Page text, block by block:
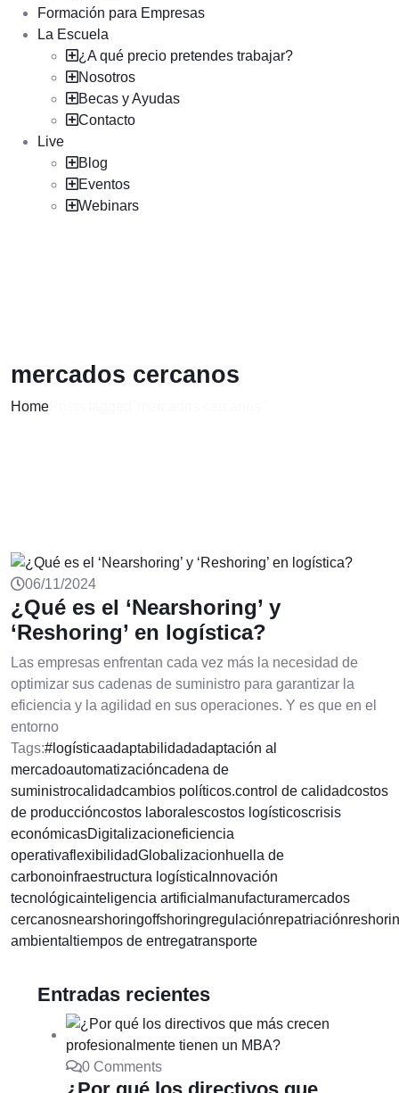
Formación para Empresas
La Escuela
¿A qué precio pretendes trabajar?
Nosotros
Becas y Ayudas
Contacto
Live
Blog
Eventos
Webinars
mercados cercanos
Home
06/11/2024
¿Qué es el ‘Nearshoring’ y
‘Reshoring’ en logística?
Las empresas enfrentan cada vez más la necesidad de
optimizar sus cadenas de suministro para garantizar la
eficiencia y la agilidad en sus operaciones. Y es que en el
entorno
Tags:#logísticaadaptabilidadadaptación al
mercadoautomatizacióncadena de
suministrocalidadcambios políticos.control de calidadcostos
de produccióncostos laboralescostos logísticoscrisis
económicasDigitalizacioneficiencia
operativaflexibilidadGlobalizacionhuella de
carbonoinfraestructura logística Innovación
tecnológicainteligencia artificial manufacturamercados
cercanosnearshoringoffshoringregulaciónrepatriación
ambiental tiempos de entregatransporte
Entradas recientes
0 Comments